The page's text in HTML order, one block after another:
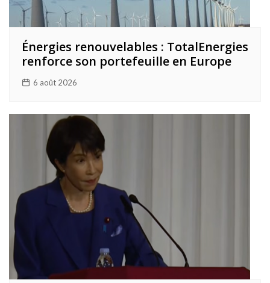
Énergies renouvelables : TotalEnergies
renforce son portefeuille en Europe
6 août 2026